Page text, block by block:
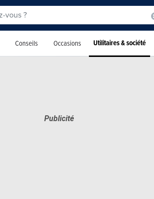
Conseils Occasions Utilitaires & société